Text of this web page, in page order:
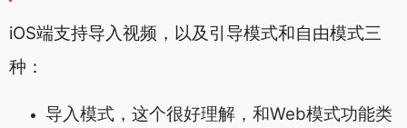
iOS端支持导入视频，以及引导模式和自由模式三
种：
导入模式，这个很好理解，和Web模式功能类